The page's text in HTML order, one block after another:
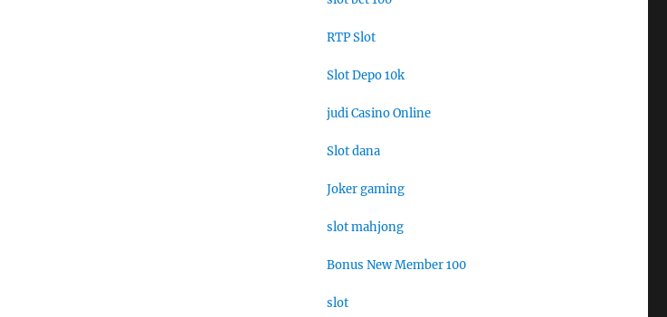
RTP Slot
Slot Depo 10k
judi Casino Online
Slot dana
Joker gaming
slot mahjong
Bonus New Member 100
slot